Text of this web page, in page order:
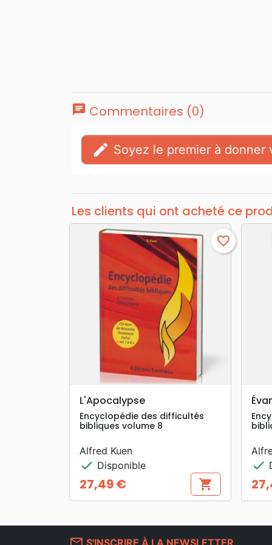
chat Commentaires (0)
edit Soyez le premier à donner
Les clients qui ont acheté ce
searchAPERÇU RAPIDE
favorite_border
L'Apocalypse
Encyclopédie des difficultés
bibliques volume 8
Alfred Kuen
check Disponible
Prix
27,49 € shopping_cart
check
Prix